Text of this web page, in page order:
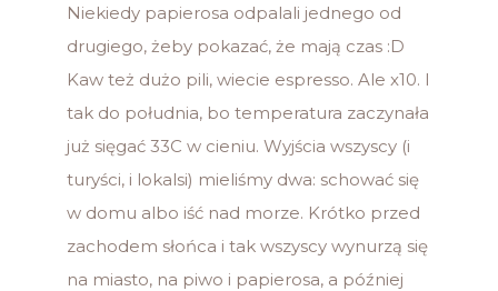
Niekiedy papierosa odpalali jednego od
drugiego, żeby pokazać, że mają czas :D
Kaw też dużo pili, wiecie espresso. Ale x10. I
tak do południa, bo temperatura zaczynała
już sięgać 33C w cieniu. Wyjścia wszyscy (i
turyści, i lokalsi) mieliśmy dwa: schować się
w domu albo iść nad morze. Krótko przed
zachodem słońca i tak wszyscy wynurzą się
na miasto, na piwo i papierosa, a później